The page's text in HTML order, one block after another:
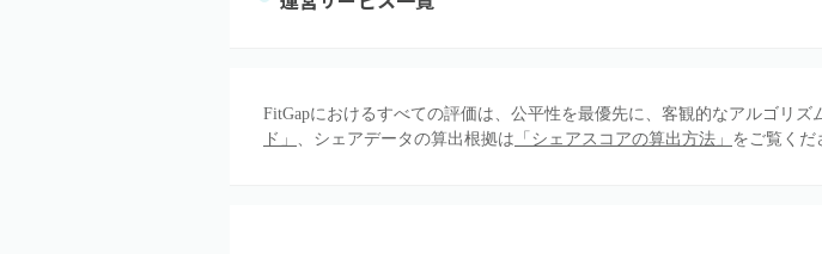
FitGapにおけるすべての評価は、公平性を最優先に、客観的なアルゴリ
ド」 、シェアデータの算出根拠は 「シェアスコアの算出方法」 をご覧くだ